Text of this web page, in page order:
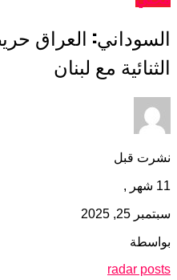
السوداني: العراق
الثنائية مع لبنان
نشرت قبل
11 شهر ,
سبتمبر 25, 2025
بواسطة
radar posts